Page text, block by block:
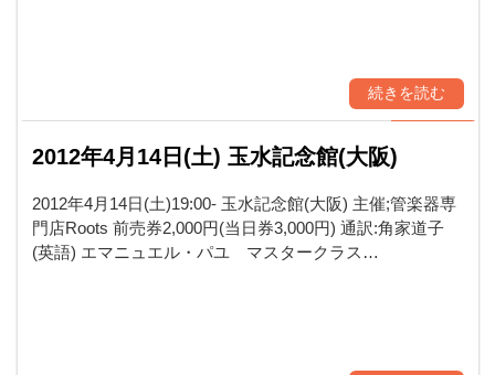
続きを読む
2012年4月14日(土) 玉水記念館(大阪)
2012年4月14日(土)19:00- 玉水記念館(大阪) 主催;管楽器専
門店Roots 前売券2,000円(当日券3,000円) 通訳:角家道子
(英語) エマニュエル・パユ マスタークラス…